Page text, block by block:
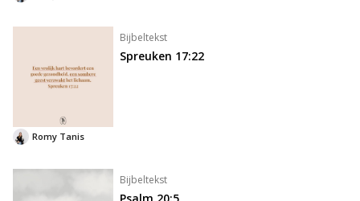
Bijbeltekst
Spreuken 17:22
Romy Tanis
Bijbeltekst